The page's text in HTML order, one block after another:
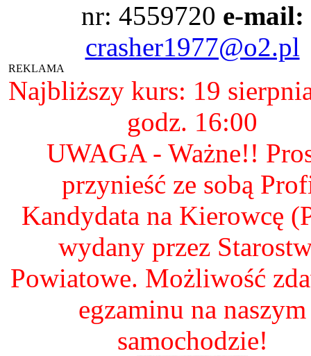
nr: 4559720 e-mail:
crasher1977@o2.pl
REKLAMA
Najbliższy kurs: 19
godz. 16:00
UWAGA - Ważne!!
przynieść ze sobą
Kandydata na Kierowcę
wydany przez
Powiatowe. Możliwość
egzaminu na naszym
samochodzie!